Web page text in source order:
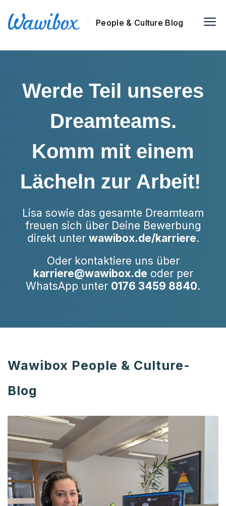
People & Culture Blog
Werde Teil unseres
Dreamteams.
Komm mit einem
Lächeln zur Arbeit!
Lisa sowie das gesamte Dreamteam
freuen sich über Deine Bewerbung
direkt unter wawibox.de/karriere.
Oder kontaktiere uns über
karriere@wawibox.de oder per
WhatsApp unter 0176 3459 8840.
Wawibox People & Culture-
Blog